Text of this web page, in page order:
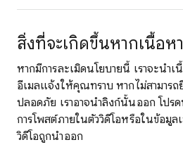
สิ่งที่จะเกิดขึ้นหากเนื้อห
หากมีการละเมิดนโยบายนี้ เราจะนำ
อีเมลแจ้งให้คุณทราบ หากไม่สามาร
ปลอดภัย เราอาจนำลิงก์นั้นออก โปรด
การโพสต์ภายในตัววิดีโอหรือในข้อมูล
วิดีโอถูกนำออก